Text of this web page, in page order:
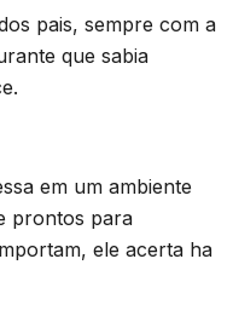
pais, sempre com a
que sabia
em um ambiente
prontos para
ele acerta ha